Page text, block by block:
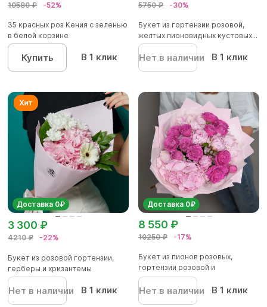
10580 ₽ -52%
35 красных роз Кения с зеленью
в белой корзине
Купить В 1 клик
5750 ₽ -30%
Букет из гортензии розовой,
желтых пионовидных кустовых...
Нет в наличии В 1 клик
Доставка 0₽
4210 ₽ -22%
3 300 ₽
Букет из розовой гортензии,
герберы и хризантемы
Нет в наличии В 1 клик
Доставка 0₽
10250 ₽ -17%
8 550 ₽
Букет из пионов розовых,
гортензии розовой и
малиновой...
Нет в наличии В 1 клик